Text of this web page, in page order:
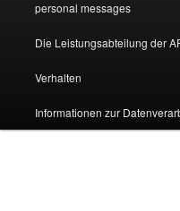
personal messages
Die Leistungsabteilung der
Verhalten
Informationen zur